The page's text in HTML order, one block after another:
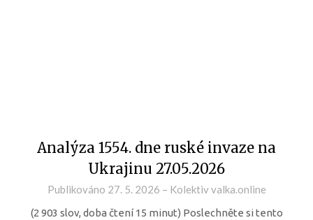
Analýza 1554. dne ruské invaze na
Ukrajinu 27.05.2026
Publikováno 27. 5. 2026 – Kolektiv valka.online
(2 903 slov, doba čtení 15 minut) Poslechněte si tento